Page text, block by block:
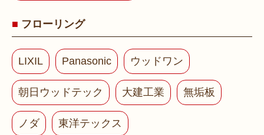
フローリング
LIXIL Panasonic ウッドワン
朝日ウッドテック 大建工業 無垢板
ノダ 東洋テックス